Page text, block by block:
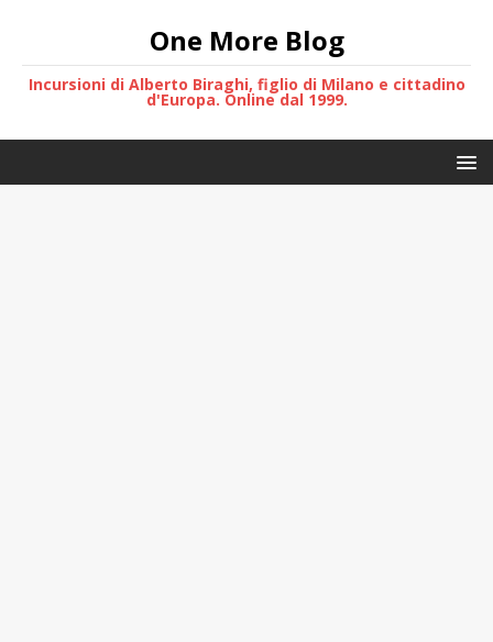
One More Blog
Incursioni di Alberto Biraghi, figlio di Milano e cittadino
d'Europa. Online dal 1999.